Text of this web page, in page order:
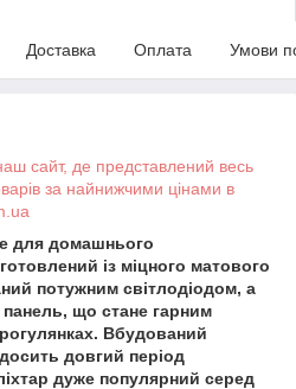
Доставка Оплата Умови
сайт, де представлений весь
за найнижчими цінами в
для домашнього
із міцного матового
потужним світлодіодом, а
панель, що стане гарним
Вбудований
довгий період
дуже популярний серед